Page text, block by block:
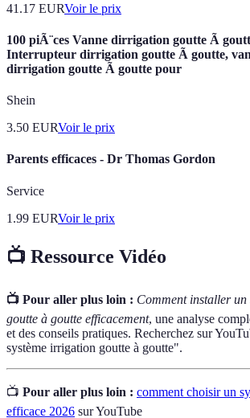
41.17 EURVoir le prix
100 piÃ¨ces Vanne dirrigation goutte Ã
Interrupteur dirrigation goutte Ã goutte,
dirrigation goutte Ã goutte pour
Shein
3.50 EURVoir le prix
Parents efficaces - Dr Thomas Gordon
Service
1.99 EURVoir le prix
📺 Ressource Vidéo
📺 Pour aller plus loin : Comment installer
goutte à goutte efficacement, une analyse
et des conseils pratiques. Recherchez sur
système irrigation goutte à goutte".
📺 Pour aller plus loin : comment choisir un
efficace 2026 sur YouTube